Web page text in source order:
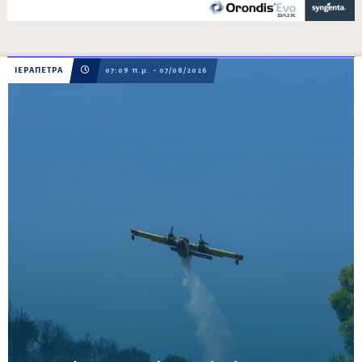
ΙΕΡΑΠΕΤΡΑ 07:09 π.μ. - 07/08/2026